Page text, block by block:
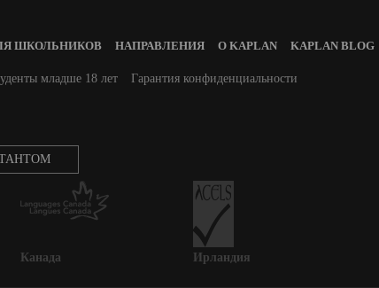
ШКОЛЬНИКОВ НАПРАВЛЕНИЯ О KAPLAN KAPLAN BLOG
младше 18 лет
Гарантия конфиденциальности
Канада Ирландия